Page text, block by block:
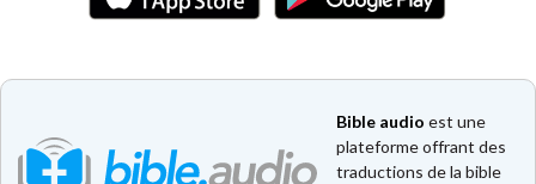
Bible audio est une
plateforme offrant des
traductions de la bible